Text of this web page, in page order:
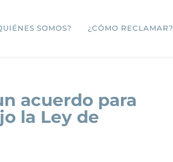
SOMOS? ¿CÓMO RECLAMAR?
acuerdo para
la Ley de